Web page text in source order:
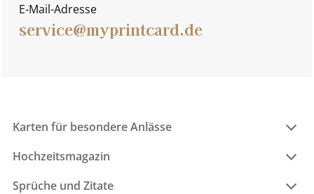
E-Mail-Adresse
service@myprintcard.de
Karten für besondere Anlässe
Hochzeitsmagazin
Sprüche und Zitate